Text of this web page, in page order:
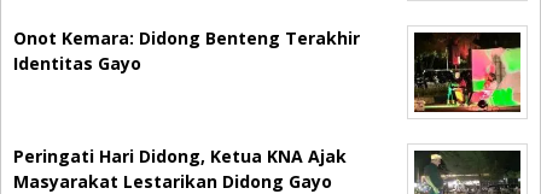
Onot Kemara: Didong Benteng Terakhir
Identitas Gayo
Peringati Hari Didong, Ketua KNA Ajak
Masyarakat Lestarikan Didong Gayo